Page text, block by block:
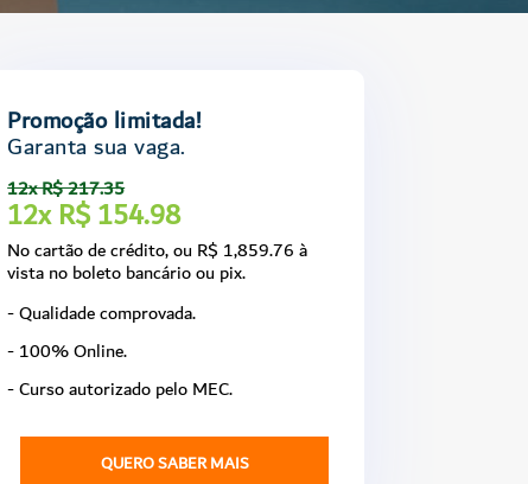
Promoção limitada!
Garanta sua vaga.
12x R$ 217.35
12x R$ 154.98
No cartão de crédito, ou R$ 1,859.76 à
vista no boleto bancário ou pix.
- Qualidade comprovada.
- 100% Online.
- Curso autorizado pelo MEC.
QUERO SABER MAIS